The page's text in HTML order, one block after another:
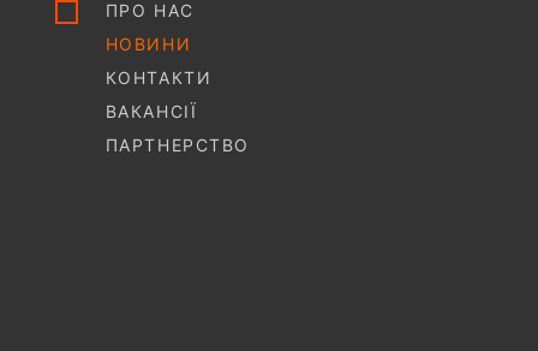
ПРО НАС
НОВИНИ
КОНТАКТИ
ВАКАНСІЇ
ПАРТНЕРСТВО